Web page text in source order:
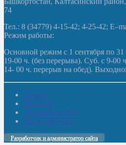
74
Тел.: 8 (34779) 4-15-42; 4-25-42;
Режим работы:
Основной режим с 1 сентября по
19-00 ч. (без перерыва). Суб. с 9-00
14- 00 ч. перерыв на обед).
Домой
Новости
Документы. Все
Мы в соцсетях
Разработчик и администратор сайта